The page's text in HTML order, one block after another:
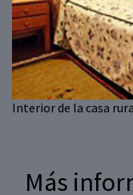
Interior de la casa
Más